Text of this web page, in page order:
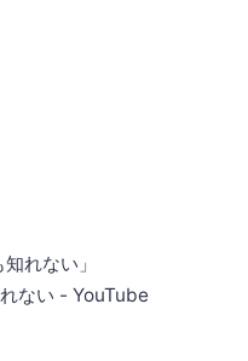
れない」
ない - YouTube